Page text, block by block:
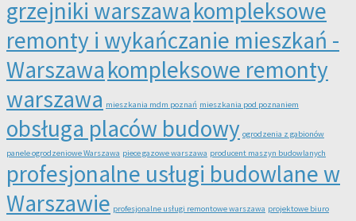
grzejniki warszawakompleksowe
remonty i wykańczanie mieszkań -
Warszawakompleksowe remonty
warszawa mieszkania mdm poznań mieszkania pod poznaniem
obsługa placów budowy ogrodzenia z gabionów
panele ogrodzeniowe Warszawa piece gazowe warszawa producent maszyn budowlanych
profesjonalne usługi budowlane w
Warszawie profesjonalne usługi remontowe warszawa projektowe biuro